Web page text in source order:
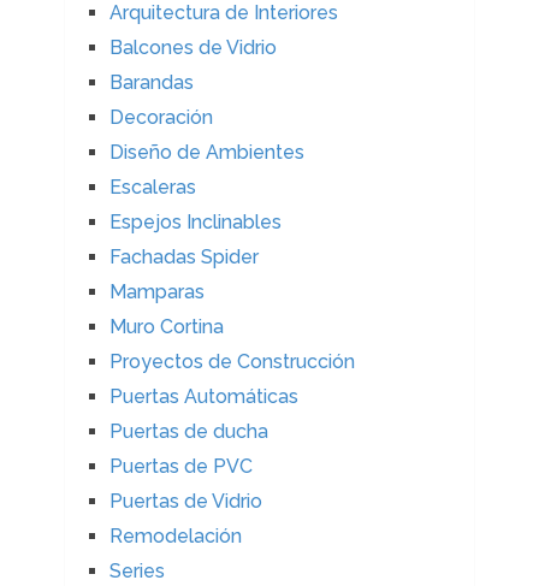
Arquitectura de Interiores
Balcones de Vidrio
Barandas
Decoración
Diseño de Ambientes
Escaleras
Espejos Inclinables
Fachadas Spider
Mamparas
Muro Cortina
Proyectos de Construcción
Puertas Automáticas
Puertas de ducha
Puertas de PVC
Puertas de Vidrio
Remodelación
Series